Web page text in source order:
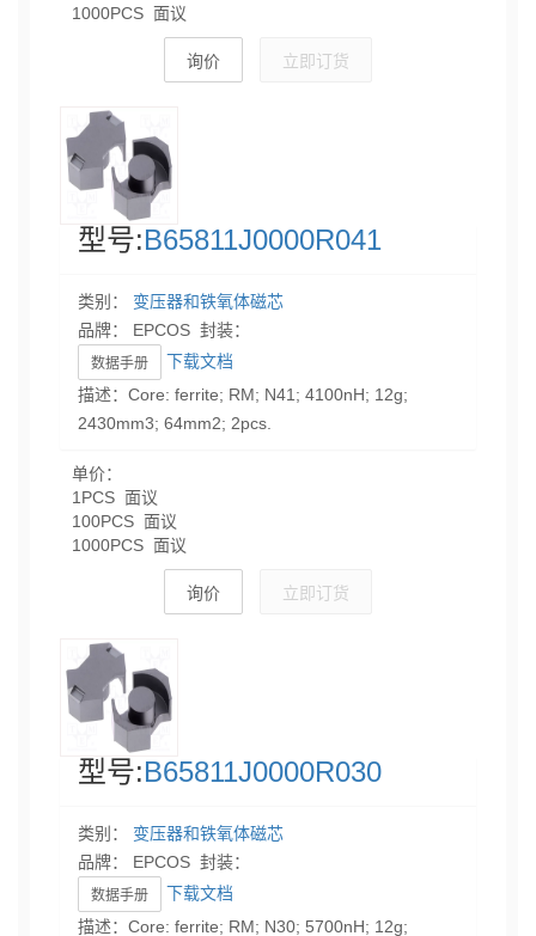
1000PCS 面议
询价 立即订货
型号:B65811J0000R041
类别： 变压器和铁氧体磁芯
品牌： EPCOS 封装：
数据手册
下载文档
描述：Core: ferrite; RM; N41; 4100nH; 12g;
2430mm3; 64mm2; 2pcs.
单价：
1PCS 面议
100PCS 面议
1000PCS 面议
询价 立即订货
型号:B65811J0000R030
类别： 变压器和铁氧体磁芯
品牌： EPCOS 封装：
数据手册
下载文档
描述：Core: ferrite; RM; N30; 5700nH; 12g;